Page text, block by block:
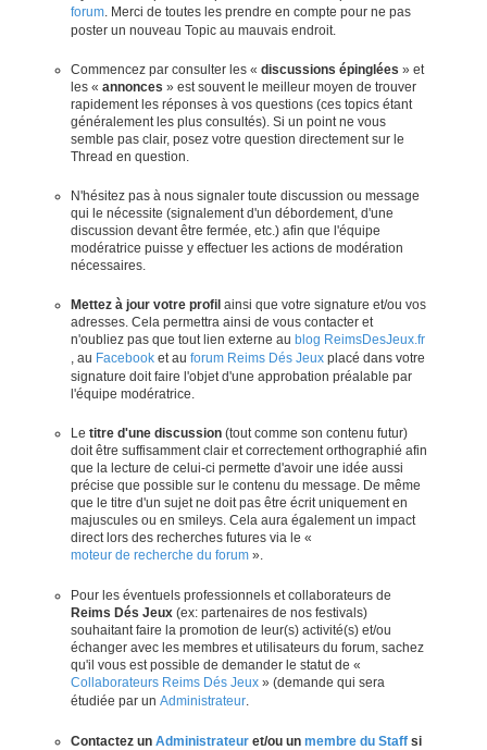
forum . Merci de toutes les prendre en compte pour ne pas
poster un nouveau Topic au mauvais endroit.
Commencez par consulter les « discussions épinglées » et
les « annonces » est souvent le meilleur moyen de trouver
rapidement les réponses à vos questions (ces topics étant
généralement les plus consultés). Si un point ne vous
semble pas clair, posez votre question directement sur le
Thread en question.
N'hésitez pas à nous signaler toute discussion ou message
qui le nécessite (signalement d'un débordement, d'une
discussion devant être fermée, etc.) afin que l'équipe
modératrice puisse y effectuer les actions de modération
nécessaires.
Mettez à jour votre profil ainsi que votre signature et/ou vos
adresses. Cela permettra ainsi de vous contacter et
n'oubliez pas que tout lien externe au blog ReimsDesJeux.fr
, au Facebook et au forum Reims Dés Jeux placé dans votre
signature doit faire l'objet d'une approbation préalable par
l'équipe modératrice.
Le titre d'une discussion (tout comme son contenu futur)
doit être suffisamment clair et correctement orthographié afin
que la lecture de celui-ci permette d'avoir une idée aussi
précise que possible sur le contenu du message. De même
que le titre d'un sujet ne doit pas être écrit uniquement en
majuscules ou en smileys. Cela aura également un impact
direct lors des recherches futures via le «
moteur de recherche du forum ».
Pour les éventuels professionnels et collaborateurs de
Reims Dés Jeux (ex: partenaires de nos festivals)
souhaitant faire la promotion de leur(s) activité(s) et/ou
échanger avec les membres et utilisateurs du forum, sachez
qu'il vous est possible de demander le statut de «
Collaborateurs Reims Dés Jeux » (demande qui sera
étudiée par un Administrateur
Contactez un Administrateur et/ou un membre du Staff si